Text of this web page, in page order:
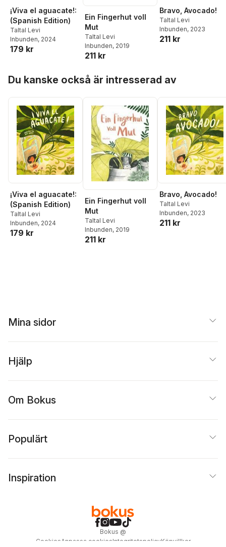
¡Viva el aguacate!:
(Spanish Edition)
Taltal Levi
Inbunden, 2024
179 kr
Ein Fingerhut voll
Mut
Taltal Levi
Inbunden, 2019
211 kr
Bravo, Avocado!
Taltal Levi
Inbunden, 2023
211 kr
Du kanske också är intresserad av
¡Viva el aguacate!:
(Spanish Edition)
Taltal Levi
Inbunden, 2024
179 kr
Ein Fingerhut voll
Mut
Taltal Levi
Inbunden, 2019
211 kr
Bravo, Avocado!
Taltal Levi
Inbunden, 2023
211 kr
Mina sidor
Hjälp
Om Bokus
Populärt
Inspiration
Bokus @
Cookies Anpassa cookiesIntegritetspolicyKöpvillkor